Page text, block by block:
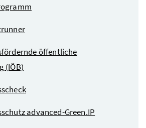
öffentliche
(IÖB)
advanced-Green.IP